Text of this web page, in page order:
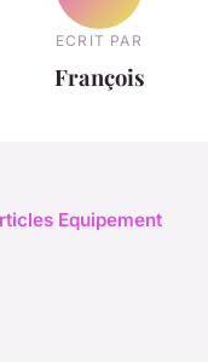
ECRIT PAR
François
Equipement